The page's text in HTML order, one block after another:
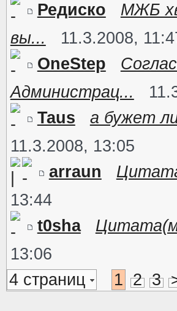
Редиско
МЖБ
вы...
11.3.2008,
OneStep
Администрац...
Taus
а бужет
11.3.2008, 13:05
arraun
13:44
t0sha
13:06
4 страниц
1 2 3